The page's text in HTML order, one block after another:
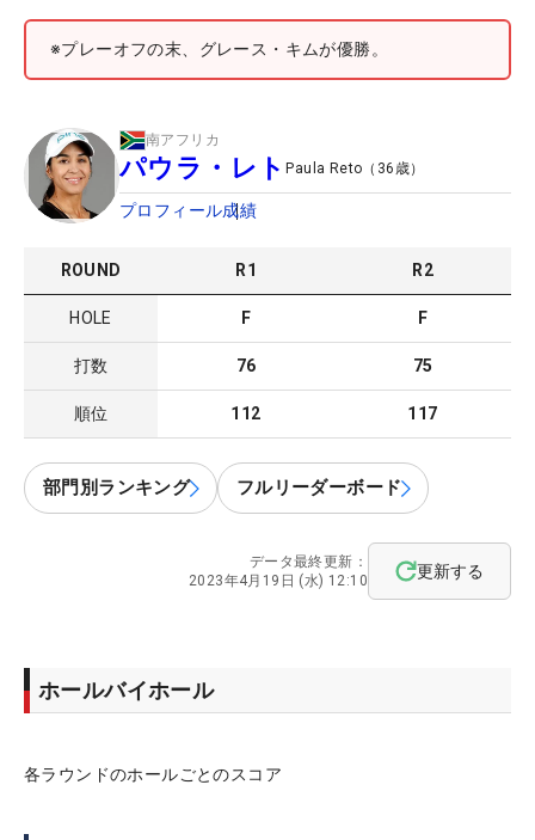
※プレーオフの末、グレース・キムが優勝。
南アフリカ
パウラ・レトPaula Reto （ 36 歳）
プロフィール成績
ROUND R1 R2
HOLE F F
打数 76 75
順位 112 117
部門別ランキング フルリーダーボード
データ最終更新：
2023年4月19日 (水) 12:10
更新する
ホールバイホール
各ラウンドのホールごとのスコア